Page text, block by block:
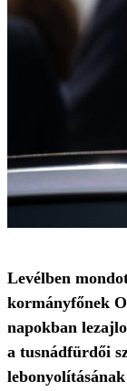
Levélben
kormányfőnek
napokban
a tusnádfürdői